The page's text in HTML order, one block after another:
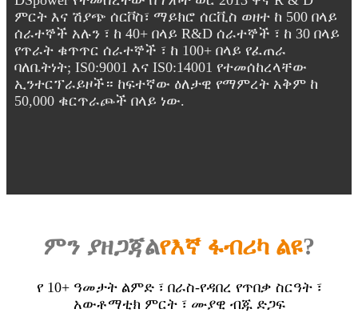
ምርት እና ሽያጭ ሰርቮስ፣ ማይክሮ ሰርቪስ ወዘተ ከ 500 በላይ
ሰራተኞች አሉን ፣ ከ 40+ በላይ R&D ሰራተኞች ፣ ከ 30 በላይ
የጥራት ቁጥጥር ሰራተኞች ፣ ከ 100+ በላይ የፈጠራ
ባለቤትነት; IS0:9001 እና IS0:14001 የተመሰከረላቸው
ኢንተርፕራይዞች። ከፍተኛው ዕለታዊ የማምረት አቅም ከ
50,000 ቁርጥራጮች በላይ ነው.
ምን ያዘጋጃልየእኛ ፋብሪካ ልዩ?
የ 10+ ዓመታት ልምድ ፣ በራስ-የዳበረ የጥበቃ ስርዓት ፣
አውቶማቲክ ምርት ፣ ሙያዊ ብጁ ድጋፍ